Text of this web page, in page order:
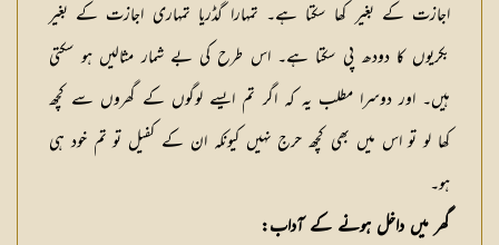
اجازت کے بغیر کھا سکتا ہے۔ تمہارا گڈریا تمہاری اجازت کے بغیر
بکریوں کا دودھ پی سکتا ہے۔ اس طرح کی بے شمار مثالیں ہو سکتی
ہیں۔ اور دوسرا مطلب یہ کہ اگر تم ایسے لوگوں کے گھروں سے کچھ
کھا لو تو اس میں بھی کچھ حرج نہیں کیونکہ ان کے کفیل تو تم خود ہی
ہو۔
گھر میں داخل ہونے کے آداب: